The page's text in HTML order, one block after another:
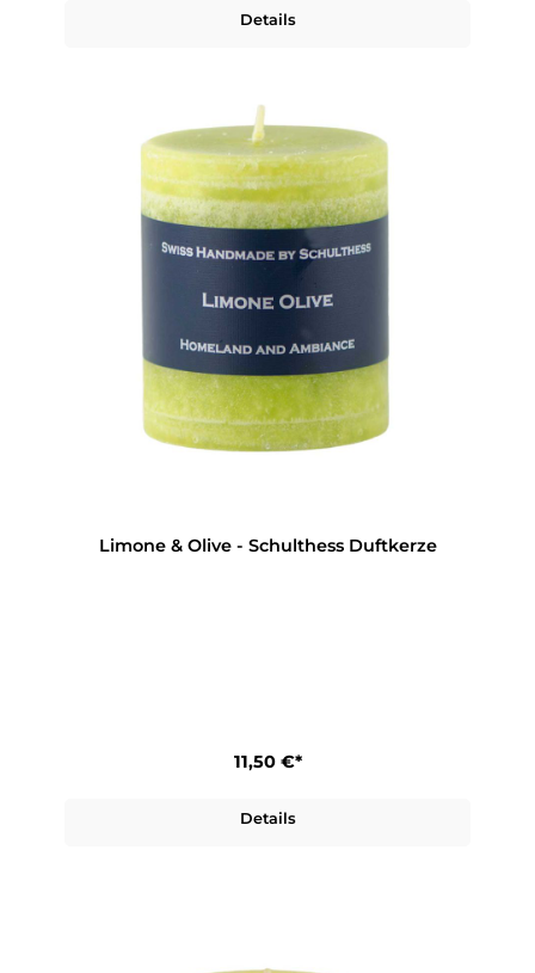
Details
Limone & Olive - Schulthess Duftkerze
11,50 €*
Details